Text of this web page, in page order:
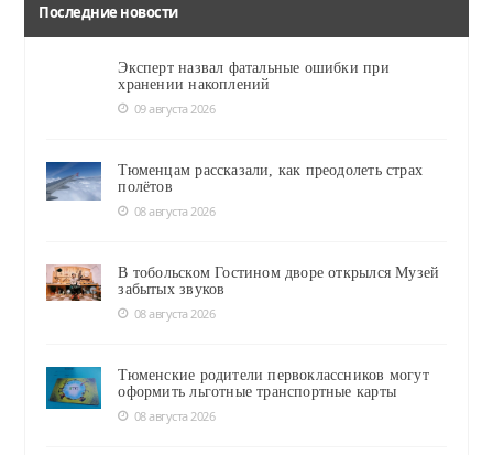
Последние новости
Эксперт назвал фатальные ошибки при
хранении накоплений
09 августа 2026
Тюменцам рассказали, как преодолеть страх
полётов
08 августа 2026
В тобольском Гостином дворе открылся Музей
забытых звуков
08 августа 2026
Тюменские родители первоклассников могут
оформить льготные транспортные карты
08 августа 2026